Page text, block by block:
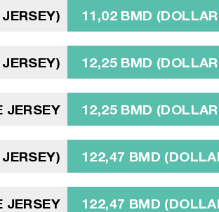
11,02 BMD
12,25 BMD
JERSEY 12,25 BMD
122,47 BMD
JERSEY 122,47 BMD